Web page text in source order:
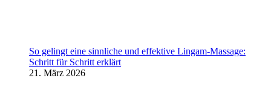
So gelingt eine sinnliche und effektive Lingam-Massage:
Schritt für Schritt erklärt
21. März 2026